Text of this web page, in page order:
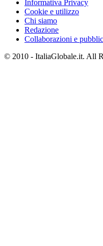
Informativa Privacy
Cookie e utilizzo
Chi siamo
Redazione
Collaborazioni e
© 2010 - ItaliaGlobale.it. All